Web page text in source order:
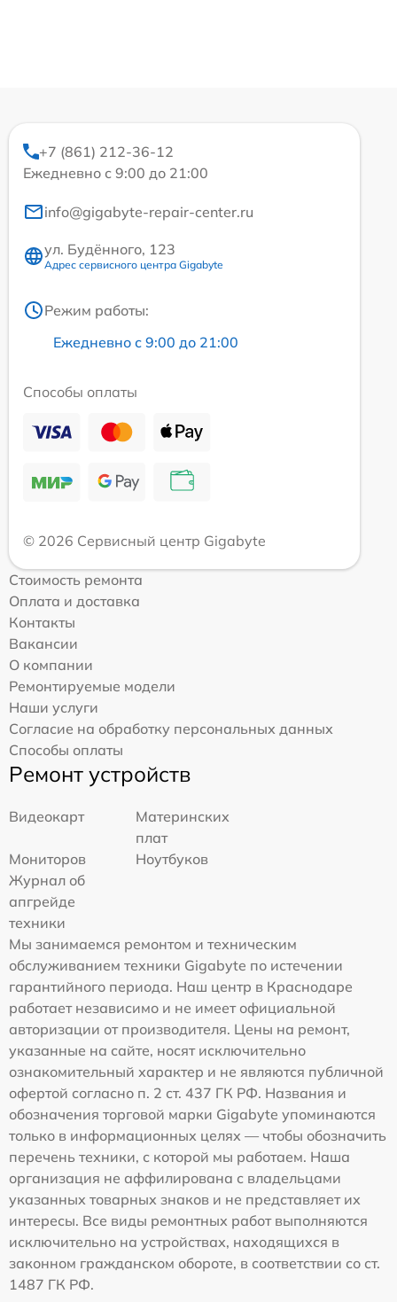
+7 (861) 212-36-12
Ежедневно с 9:00 до 21:00
info@gigabyte-repair-center.ru
ул. Будённого, 123
Адрес сервисного центра Gigabyte
Режим работы:
Ежедневно с 9:00 до 21:00
Способы оплаты
© 2026 Сервисный центр Gigabyte
Стоимость ремонта
Оплата и доставка
Контакты
Вакансии
О компании
Ремонтируемые модели
Наши услуги
Согласие на обработку персональных данных
Способы оплаты
Ремонт устройств
Видеокарт
Материнских
плат
Мониторов
Ноутбуков
Журнал об
апгрейде
техники
Мы занимаемся ремонтом и техническим
обслуживанием техники Gigabyte по истечении
гарантийного периода. Наш центр в Краснодаре
работает независимо и не имеет официальной
авторизации от производителя. Цены на ремонт,
указанные на сайте, носят исключительно
ознакомительный характер и не являются публичной
офертой согласно п. 2 ст. 437 ГК РФ. Названия и
обозначения торговой марки Gigabyte упоминаются
только в информационных целях — чтобы обозначить
перечень техники, с которой мы работаем. Наша
организация не аффилирована с владельцами
указанных товарных знаков и не представляет их
интересы. Все виды ремонтных работ выполняются
исключительно на устройствах, находящихся в
законном гражданском обороте, в соответствии со ст.
1487 ГК РФ.